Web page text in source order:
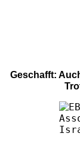
Geschafft: